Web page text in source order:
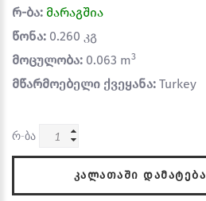
რ-ბა: მარაგშია
წონა: 0.260 კგ
მოცულობა: 0.063 m3
მწარმოებელი ქვეყანა: Turkey
რ-ბა
ᲙᲐᲚᲐᲗᲐᲨᲘ ᲓᲐᲛᲐᲢᲔᲑᲐ